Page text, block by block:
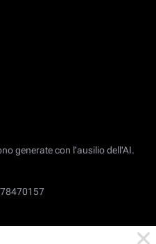
generate con l'ausilio dell'AI.